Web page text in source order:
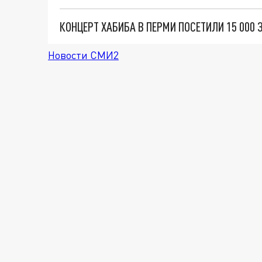
КОНЦЕРТ ХАБИБА В ПЕРМИ ПОСЕТИЛИ 15 000
Новости СМИ2